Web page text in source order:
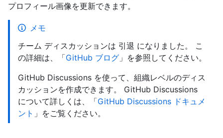
プロフィール画像を更新できます。
メモ
チーム ディスカッションは 引退 になりました。 こ
の詳細は、「GitHub ブログ 」を参照してください。
GitHub Discussions を使って、組織レベルのディス
カッションを作成できます。 GitHub Discussions
について詳しくは、「GitHub Discussions ドキュメ
ント 」をご覧ください。